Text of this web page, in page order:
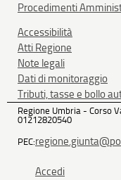
Procedimenti
Accessibilità
Atti Regione
Note legali
Dati di monitoraggio
Tributi, tasse e bollo
Regione Umbria - Corso
01212820540
PEC:
Accedi